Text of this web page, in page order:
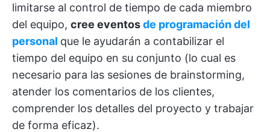
limitarse al control de tiempo de cada miembro
del equipo, cree eventosde programación del
personal que le ayudarán a contabilizar el
tiempo del equipo en su conjunto (lo cual es
necesario para las sesiones de brainstorming,
atender los comentarios de los clientes,
comprender los detalles del proyecto y trabajar
de forma eficaz).